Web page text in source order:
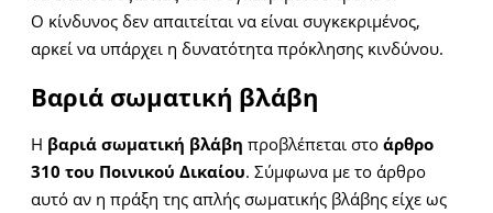
Ο κίνδυνος δεν απαιτείται να είναι συγκεκριμένος,
αρκεί να υπάρχει η δυνατότητα πρόκλησης κινδύνου.
Βαριά σωματική βλάβη
Η βαριά σωματική βλάβη προβλέπεται στο άρθρο
310 του Ποινικού Δικαίου. Σύμφωνα με το άρθρο
αυτό αν η πράξη της απλής σωματικής βλάβης είχε ως